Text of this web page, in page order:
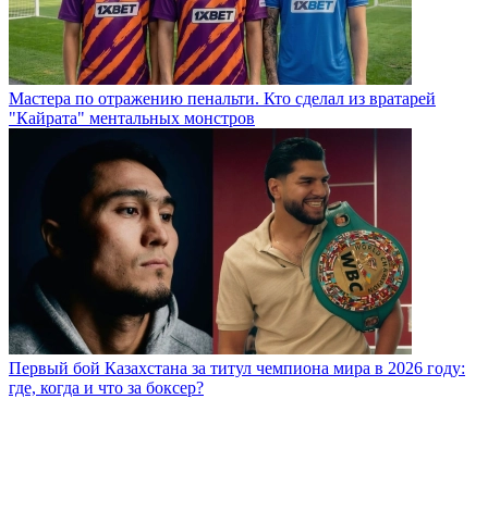
Мастера по отражению пенальти. Кто сделал из вратарей
"Кайрата" ментальных монстров
Первый бой Казахстана за титул чемпиона мира в 2026 году:
где, когда и что за боксер?